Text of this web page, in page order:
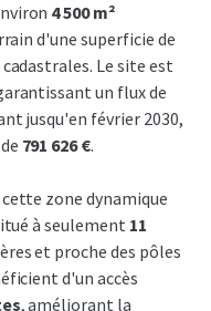
4 500 m²
d'une superficie de
Le site est
un flux de
jusqu'en février 2030,
791 626 €.
zone dynamique
à seulement 11
et proche des pôles
d'un accès
, améliorant la